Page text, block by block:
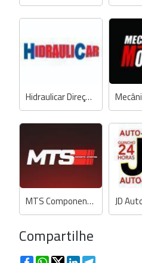
Hidraulicar Direções Hidráulicas
MTS Componentes Automotivos
Compartilhe